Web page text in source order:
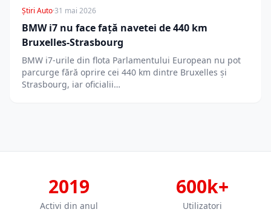
Știri Auto·31 mai 2026
BMW i7 nu face față navetei de 440 km
Bruxelles-Strasbourg
BMW i7-urile din flota Parlamentului European nu pot
parcurge fără oprire cei 440 km dintre Bruxelles și
Strasbourg, iar oficialii…
2019
Activi din anul
600k+
Utilizatori